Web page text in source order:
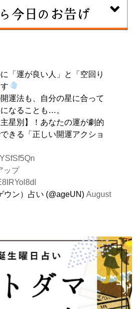
練を志す日。なんとなくではな
「運が良い人」と「空回り
運法も、自分の星に合って
なることも…。
星別】！あなたの運が劇的
きる「正しい開運アクショ
ップ
ン）占い (@ageUN)August